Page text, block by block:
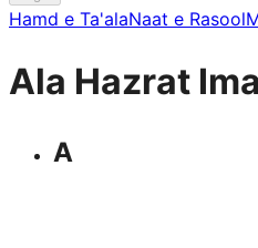
Hamd e Ta'alaNaat e Rasool
Ala Hazrat
A